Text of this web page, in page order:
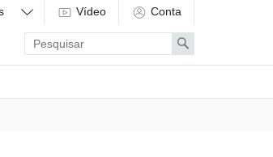
Vídeo Conta
Enter
search
term
Search